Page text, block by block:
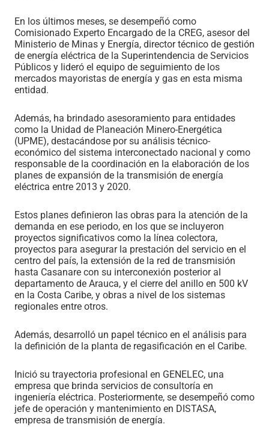
En los últimos meses, se desempeñó como
Comisionado Experto Encargado de la CREG, asesor del
Ministerio de Minas y Energía, director técnico de gestión
de energía eléctrica de la Superintendencia de Servicios
Públicos y lideró el equipo de seguimiento de los
mercados mayoristas de energía y gas en esta misma
entidad.
Además, ha brindado asesoramiento para entidades
como la Unidad de Planeación Minero-Energética
(UPME), destacándose por su análisis técnico-
económico del sistema interconectado nacional y como
responsable de la coordinación en la elaboración de los
planes de expansión de la transmisión de energía
eléctrica entre 2013 y 2020.
Estos planes definieron las obras para la atención de la
demanda en ese periodo, en los que se incluyeron
proyectos significativos como la línea colectora,
proyectos para asegurar la prestación del servicio en el
centro del país, la extensión de la red de transmisión
hasta Casanare con su interconexión posterior al
departamento de Arauca, y el cierre del anillo en 500 kV
en la Costa Caribe, y obras a nivel de los sistemas
regionales entre otros.
Además, desarrolló un papel técnico en el análisis para
la definición de la planta de regasificación en el Caribe.
Inició su trayectoria profesional en GENELEC, una
empresa que brinda servicios de consultoría en
ingeniería eléctrica. Posteriormente, se desempeñó como
jefe de operación y mantenimiento en DISTASA,
empresa de transmisión de energía.